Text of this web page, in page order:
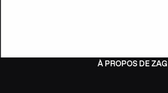
À PROPOS DE ZAG